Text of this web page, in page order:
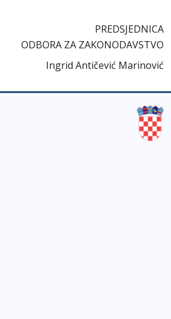
PREDSJEDNICA
ODBORA ZA ZAKONODAVSTVO
Ingrid Antičević Marinović
izbornik